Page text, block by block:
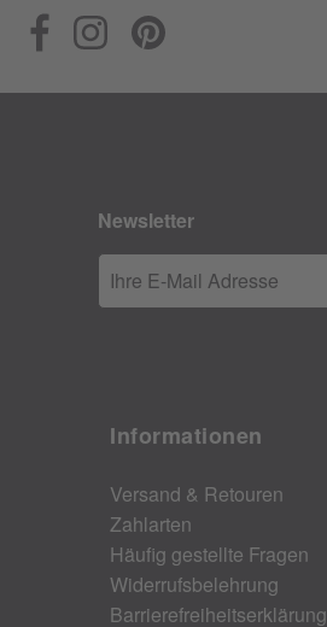
Newsletter
Ihre E-Mail Adresse
Informationen
Versand & Retouren
Zahlarten
Häufig gestellte Fragen
Widerrufsbelehrung
Barrierefreiheitserklärung